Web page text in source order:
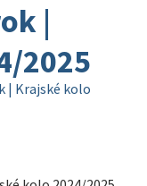
|
2025
| Krajské kolo